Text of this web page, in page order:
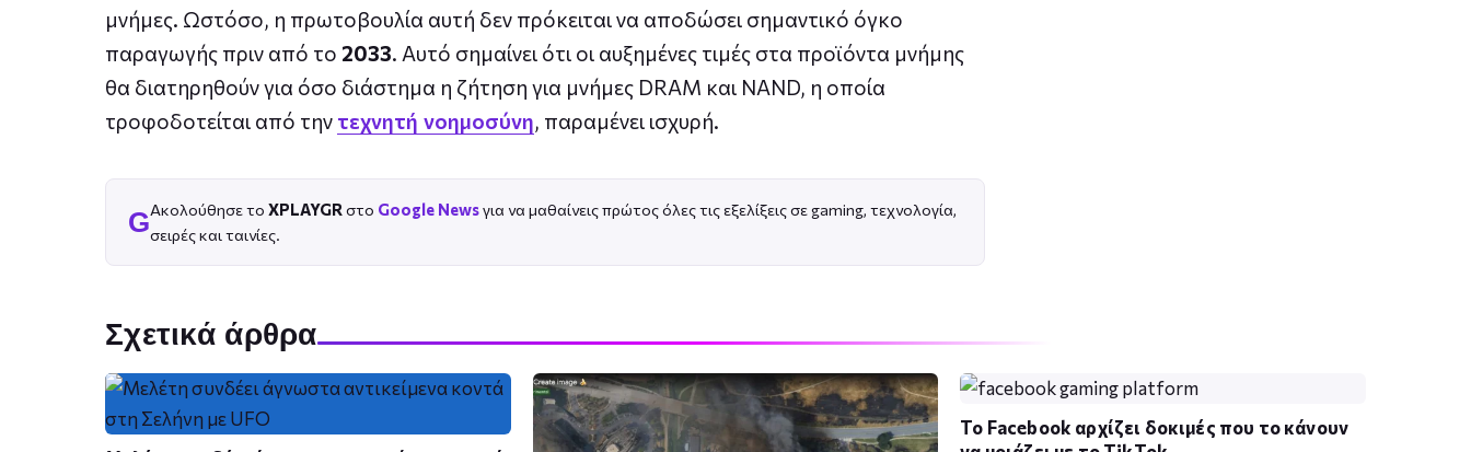
μνήμες. Ωστόσο, η πρωτοβουλία αυτή δεν πρόκειται να αποδώσει σημαντικό όγκο
παραγωγής πριν από το 2033. Αυτό σημαίνει ότι οι αυξημένες τιμές στα προϊόντα μνήμης
θα διατηρηθούν για όσο διάστημα η ζήτηση για μνήμες DRAM και NAND, η οποία
τροφοδοτείται από την τεχνητή νοημοσύνη, παραμένει ισχυρή.
GΑκολούθησε το XPLAYGR στο Google Newsγια να μαθαίνεις πρώτος όλες τις εξελίξεις σε gaming, τεχνολογία,
σειρές και ταινίες.
Σχετικά άρθρα
Το Facebook αρχίζει δοκιμές που το κάνουν